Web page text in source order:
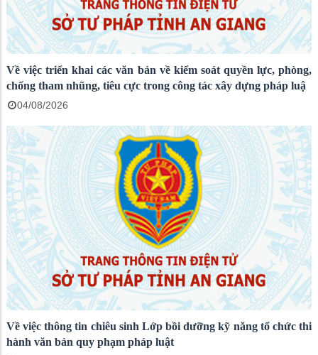
Về việc triển khai các văn bản về kiểm soát quyền lực, phòng,
chống tham nhũng, tiêu cực trong công tác xây dựng pháp luậ
04/08/2026
Về việc thông tin chiêu sinh Lớp bồi dưỡng kỹ năng tổ chức thi
hành văn bản quy phạm pháp luật